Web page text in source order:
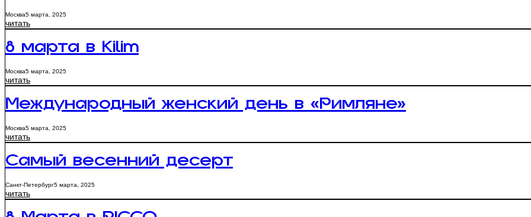
Москва5 марта, 2025
читать
8 марта в Kilim
Москва5 марта, 2025
читать
Международный женский день в «Римляне»
Москва5 марта, 2025
читать
Самый весенний десерт
Санкт-Петербург5 марта, 2025
читать